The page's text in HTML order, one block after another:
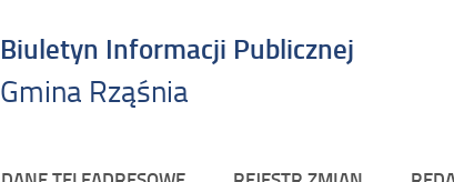
Biuletyn Informacji Publicznej
Gmina Rząśnia